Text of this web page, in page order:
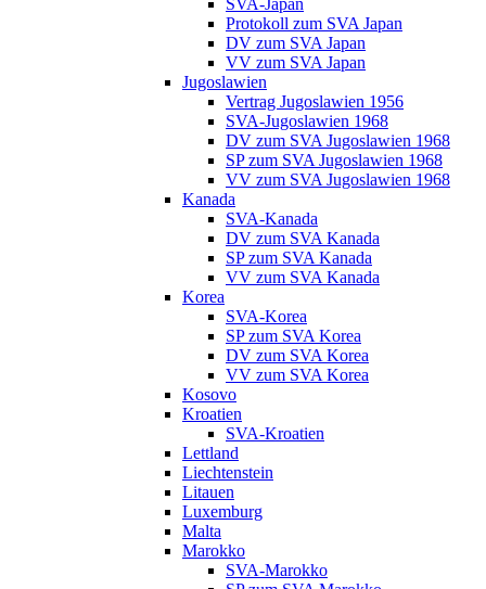
Protokoll zum SVA Japan
DV zum SVA Japan
VV zum SVA Japan
Jugoslawien
Vertrag Jugoslawien 1956
SVA-Jugoslawien 1968
DV zum SVA Jugoslawien 1968
SP zum SVA Jugoslawien 1968
VV zum SVA Jugoslawien 1968
Kanada
SVA-Kanada
DV zum SVA Kanada
SP zum SVA Kanada
VV zum SVA Kanada
Korea
SVA-Korea
SP zum SVA Korea
DV zum SVA Korea
VV zum SVA Korea
Kosovo
Kroatien
SVA-Kroatien
Lettland
Liechtenstein
Litauen
Luxemburg
Malta
Marokko
SVA-Marokko